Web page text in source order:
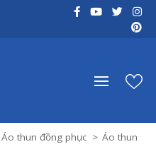
Áo thun đồng phục > Áo thun